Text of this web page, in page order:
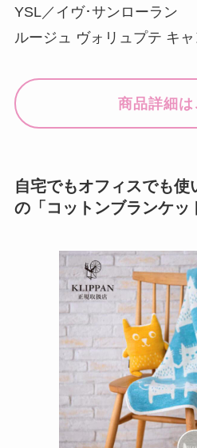
YSL／イヴ･サンローラン
ルージュ ヴォリュプテ キ
商品詳細は
自宅でもオフィスでも使
の「コットンブランケッ